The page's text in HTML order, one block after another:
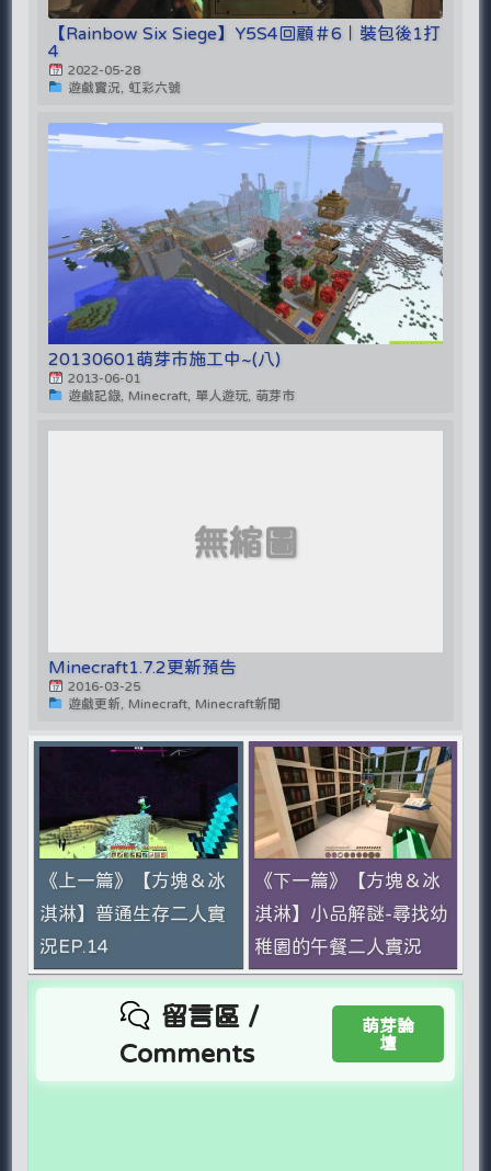
【Rainbow Six Siege】Y5S4回顧＃6｜裝包後1打
4
2022-05-28
遊戲實況, 虹彩六號
20130601萌芽市施工中~(八)
2013-06-01
遊戲記錄, Minecraft, 單人遊玩, 萌芽市
無縮圖
Minecraft1.7.2更新預告
2016-03-25
遊戲更新, Minecraft, Minecraft新聞
《上一篇》【方塊＆冰
淇淋】普通生存二人實
況EP.14
《下一篇》【方塊＆冰
淇淋】小品解謎-尋找幼
稚園的午餐二人實況
留言區 /
Comments
萌芽論
壇